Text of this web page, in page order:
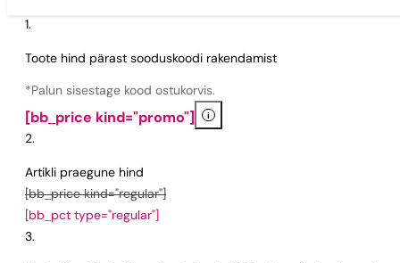
Toote hind pärast sooduskoodi rakendamist
*Palun sisestage kood ostukorvis.
[bb_price kind="promo"] i
Artikli praegune hind
[bb_price kind="regular"]
[bb_pct type="regular"]